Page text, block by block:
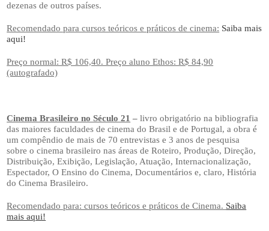
dezenas de outros países.
Recomendado para cursos teóricos e práticos de cinema: Saiba mais
aqui!
Preço normal: R$ 106,40. Preço aluno Ethos: R$ 84,90
(autografado)
Cinema Brasileiro no Século 21 –livro obrigatório na bibliografia
das maiores faculdades de cinema do Brasil e de Portugal, a obra é
um compêndio de mais de 70 entrevistas e 3 anos de pesquisa
sobre o cinema brasileiro nas áreas de Roteiro, Produção, Direção,
Distribuição, Exibição, Legislação, Atuação, Internacionalização,
Espectador, O Ensino do Cinema, Documentários e, claro, História
do Cinema Brasileiro.
Recomendado para: cursos teóricos e práticos de Cinema. Saiba
mais aqui!